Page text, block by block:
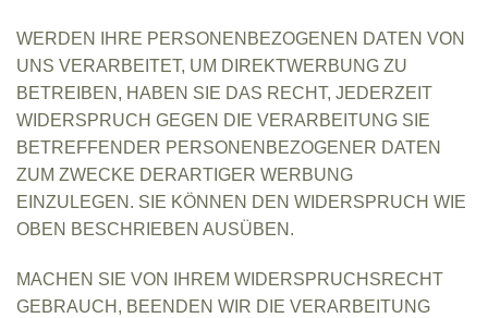
WERDEN IHRE PERSONENBEZOGENEN DATEN VON
UNS VERARBEITET, UM DIREKTWERBUNG ZU
BETREIBEN, HABEN SIE DAS RECHT, JEDERZEIT
WIDERSPRUCH GEGEN DIE VERARBEITUNG SIE
BETREFFENDER PERSONENBEZOGENER DATEN
ZUM ZWECKE DERARTIGER WERBUNG
EINZULEGEN. SIE KÖNNEN DEN WIDERSPRUCH WIE
OBEN BESCHRIEBEN AUSÜBEN.
MACHEN SIE VON IHREM WIDERSPRUCHSRECHT
GEBRAUCH, BEENDEN WIR DIE VERARBEITUNG